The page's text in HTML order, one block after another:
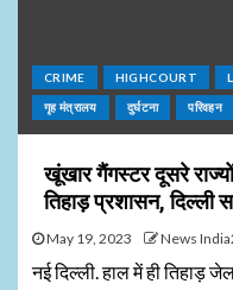
CRIME HIGHCOURT
गृह मंत्रालय दुर्घटना परिवहन
खूंखार गैंगस्टर दूसरे
तिहाड़ प्रशासन, दिल्ली
May 19, 2023 News
नई दिल्ली. हाल में ही तिहाड़